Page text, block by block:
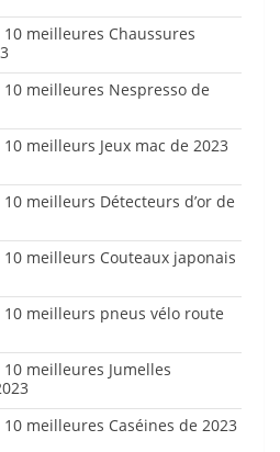
meilleures Chaussures
meilleures Nespresso de
meilleurs Jeux mac de 2023
meilleurs Détecteurs d’or de
meilleurs Couteaux japonais
meilleurs pneus vélo route
meilleures Jumelles
meilleures Caséines de 2023